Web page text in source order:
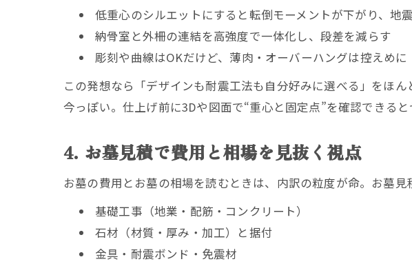
低重心のシルエットにすると転倒モーメントが下がり、地
納骨室と外柵の連結を高強度で一体化し、段差を減らす
彫刻や曲線はOKだけど、薄肉・オーバーハングは控えめに
この発想なら「デザインも耐震工法も自分好みに選べる」をほ
今っぽい。仕上げ前に3Dや図面で“重心と固定点”を確認できると
4. お墓見積で費用と相場を見抜く視点
お墓の費用とお墓の相場を読むときは、内訳の粒度が命。お墓見
基礎工事（地業・配筋・コンクリート）
石材（材質・厚み・加工）と据付
金具・耐震ボンド・免震材